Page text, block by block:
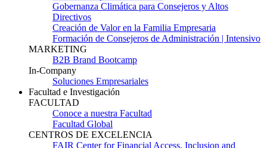
Gobernanza Climática para Consejeros y Altos
Directivos
Creación de Valor en la Familia Empresaria
Formación de Consejeros de Administración | Intensivo
MARKETING
B2B Brand Bootcamp
In-Company
Soluciones Empresariales
Facultad e Investigación
FACULTAD
Conoce a nuestra Facultad
Facultad Global
CENTROS DE EXCELENCIA
FAIR Center for Financial Access, Inclusion and